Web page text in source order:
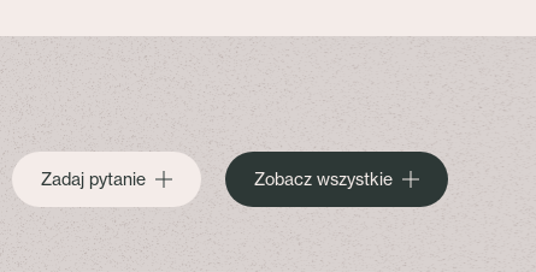
Zadaj pytanie Zobacz wszystkie